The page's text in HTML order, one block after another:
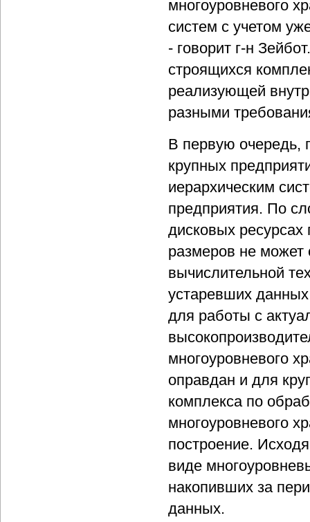
многоуровневого
систем с учетом
- говорит г-н
строящихся
реализующей
разными
В первую очередь,
крупных
иерархическим
предприятия. По
дисковых ресурсах
размеров не может
вычислительной
устаревших
для работы с
многоуровневого
оправдан и для
комплекса по
многоуровневого
построение.
виде
накопивших за
данных.